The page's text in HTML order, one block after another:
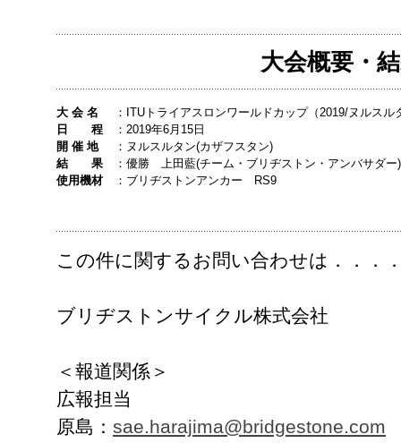
大会概要・
大 会 名 ： ITUトライアスロンワールドカップ（2019/ヌルスル
日 程
： 2019年6月15日
開 催 地
： ヌルスルタン(カザフスタン)
結 果
： 優勝 上田藍(チーム・ブリヂストン・アンバサダー)
使用機材
： ブリヂストンアンカー RS9
この件に関するお問い合わせは．．．
ブリヂストンサイクル株式会社
＜報道関係＞
広報担当
原島： sae.harajima@bridgestone.com